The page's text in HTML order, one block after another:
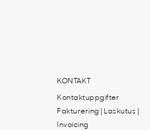
KONTAKT
Kontaktuppgifter
Fakturering | Laskutus |
Invoicing